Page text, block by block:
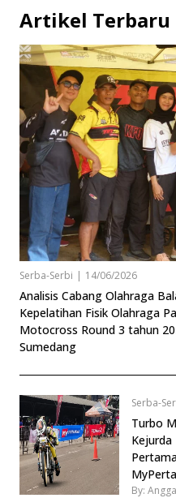
Artikel Terbaru
Serba-Serbi | 14/06/2026
Analisis Cabang Olahraga
Kepelatihan Fisik Olahraga
Motocross Round 3 tahun
Sumedang
Serba-
Turbo
Kejurda
By: